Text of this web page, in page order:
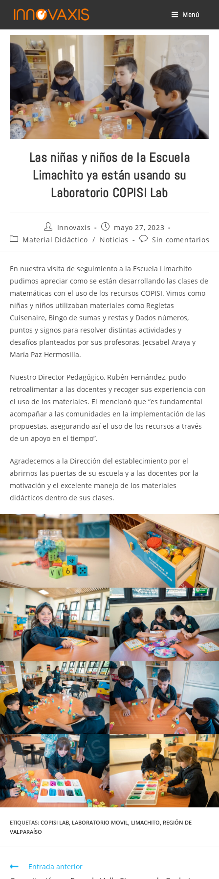
Menú
Las niñas y niños de la Escuela
Limachito ya están usando su
Laboratorio COPISI Lab
Innovaxis
mayo 27, 2023
Material Didáctico / Noticias Sin comentarios
En nuestra visita de seguimiento a la Escuela Limachito
pudimos apreciar como se están desarrollando las clases de
matemáticas con el uso de los recursos COPISI. Vimos como
niñas y niños utilizaban materiales como Regletas
Cuisenaire, Bingo de sumas y restas y Dados números,
puntos y signos para resolver distintas actividades y
desafíos planteados por sus profesoras, Jecsabel Araya y
María Paz Hermosilla.
Nuestro Director Pedagógico, Rubén Fernández, pudo
retroalimentar a las docentes y recoger sus experiencia con
el uso de los materiales. El mencionó que “es fundamental
acompañar a las comunidades en la implementación de las
propuestas, asegurando así el uso de los recursos a través
de un apoyo en el tiempo”.
Agradecemos a la Dirección del establecimiento por el
abrirnos las puertas de su escuela y a las docentes por la
motivación y el excelente manejo de los materiales
didácticos dentro de sus clases.
ETIQUETAS: COPISI LAB LABORATORIO MOVIL LIMACHITO REGIÓN DE
VALPARAÍSO
Entrada anterior